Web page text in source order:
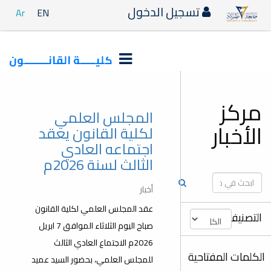
تسجيل الدخول
كليـــــة القانــــــــون
المجلس العلمي
لكلية القانون يعقد
اجتماعه العادي
الثالث لسنة 2026م
أخبار
عقد المجلس العلمي لكلية القانون
صباح اليوم الثلاثاء الموافق 7 ابريل
2026م الاجتماع العادي الثالث
للمجلس العلمي، بحضور السيد عميد